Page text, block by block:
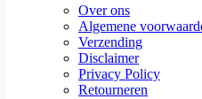
Over ons
Algemene
Verzending
Disclaimer
Privacy Policy
Retourneren